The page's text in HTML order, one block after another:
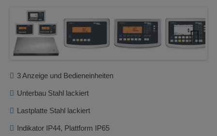
3 Anzeige und Bedieneinheiten
Unterbau Stahl lackiert
Lastplatte Stahl lackiert
Indikator IP44, Plattform IP65